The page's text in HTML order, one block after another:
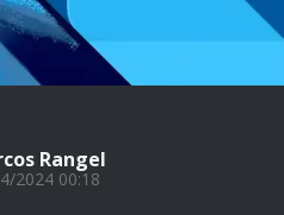
Rangel
2024 00:18